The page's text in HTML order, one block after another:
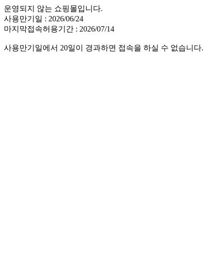
운영되지 않는 쇼핑몰입니다.
사용만기일 : 2026/06/24
마지막접속허용기간 : 2026/07/14
사용만기일에서 20일이 경과하면 접속을 하실 수 없습니다.